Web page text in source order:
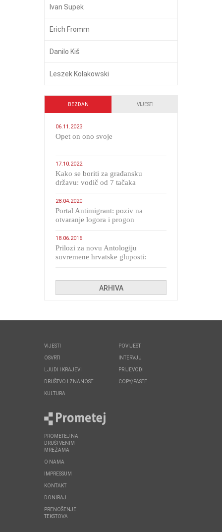
Ivan Supek
Erich Fromm
Danilo Kiš
Leszek Kołakowski
BEZDAN VIJESTI
06.11.2023
​Opet on ono svoje
17.10.2022
Kako se boriti za građansku
državu: vodič od 7 tačaka
28.04.2020
Portal Antimigrant: poziv na
otvaranje logora i progon
18.06.2016
Prilozi za novu Antologiju
suvremene hrvatske gluposti:
ARHIVA
VIJESTI
OSVRTI
LJUDI I KRAJEVI
DRUŠTVO I ZNANOST
KULTURA
POVIJEST
INTERVJU
PRIJEVODI
COPY/PASTE
PROMETEJ NA
DRUŠTVENIM
MREŽAMA
O NAMA
IMPRESSUM
KONTAKT
DONIRAJ
PRENOŠENJE
TEKSTOVA